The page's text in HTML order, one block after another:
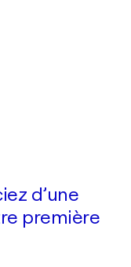
d’une
première